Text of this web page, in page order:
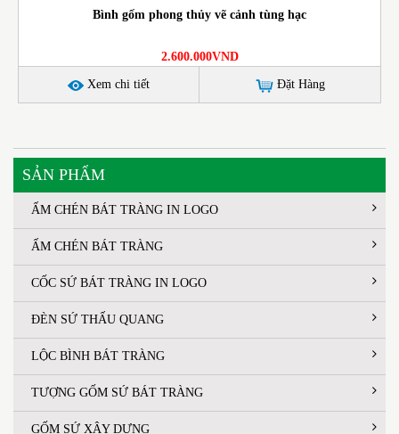
Bình gốm phong thủy vẽ cảnh tùng hạc
2.600.000VND
Xem chi tiết Đặt Hàng
SẢN PHẨM
ẤM CHÉN BÁT TRÀNG IN LOGO
ẤM CHÉN BÁT TRÀNG
CỐC SỨ BÁT TRÀNG IN LOGO
ĐÈN SỨ THẤU QUANG
LỘC BÌNH BÁT TRÀNG
TƯỢNG GỐM SỨ BÁT TRÀNG
GỐM SỨ XÂY DỰNG